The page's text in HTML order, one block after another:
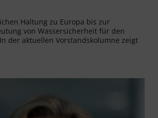
Haltung zu Europa bis zur
von Wassersicherheit für den
der aktuellen Vorstandskolumne zeigt